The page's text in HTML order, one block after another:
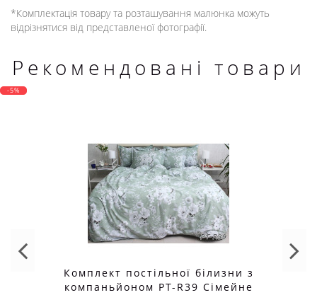
*Комплектація товару та розташування малюнка можуть
відрізнятися від представленої фотографії.
Рекомендовані товари
-5%
Комплект постільної білизни з
компаньйоном PT-R39 Сімейне